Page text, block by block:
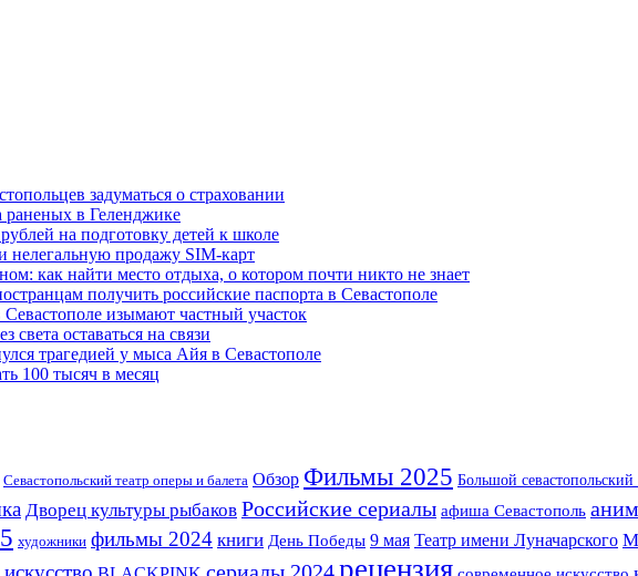
задуматься о страховании
раненых в Геленджике
на подготовку детей к школе
нелегальную продажу SIM-карт
как найти место отдыха, о котором почти никто не знает
получить российские паспорта в Севастополе
изымают частный участок
света оставаться на связи
трагедией у мыса Айя в Севастополе
100 тысяч в месяц
Севастопольский театр оперы и балета Обзор Фильмы 2025 Большой
Дворец культуры рыбаков Российские сериалы афиша Севастополь
художники фильмы 2024 книги День Победы 9 мая Театр имени Луначарского
сериалы 2024рецензия